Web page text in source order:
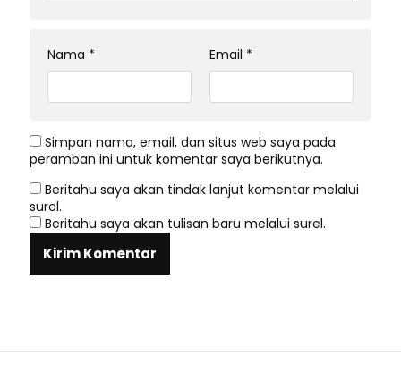
Nama * Email *
Simpan nama, email, dan situs web saya pada
peramban ini untuk komentar saya berikutnya.
Beritahu saya akan tindak lanjut komentar melalui
surel.
Beritahu saya akan tulisan baru melalui surel.